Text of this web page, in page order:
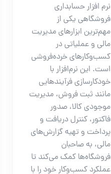
نرم افزار حسابداری
فروشگاهی یکی از
مهم‌ترین ابزارهای مدیریت
مالی و عملیاتی در
کسب‌وکارهای خرده‌فروشی
است. این نرم‌افزار با
خودکارسازی فرآیندهایی
مانند ثبت فروش، مدیریت
موجودی کالا، صدور
فاکتور، کنترل دریافت و
پرداخت و تهیه گزارش‌های
مالی، به صاحبان
فروشگاه‌ها کمک می‌کند تا
عملکرد کسب‌وکار خود را با